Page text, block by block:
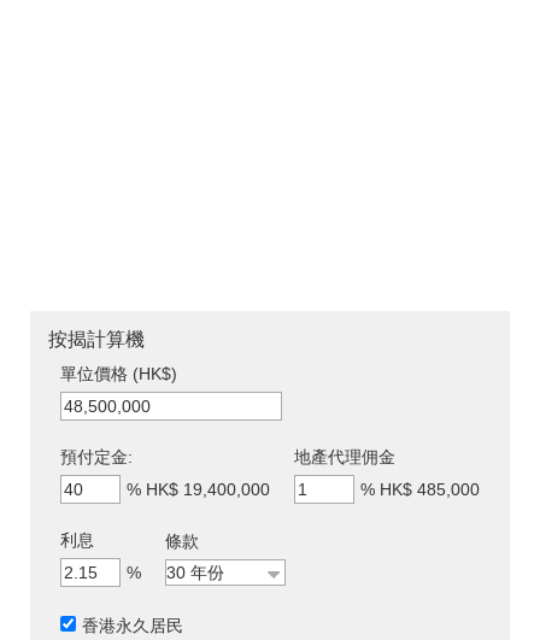
按揭計算機
單位價格 (HK$)
預付定金:
% HK$ 19,400,000
地產代理佣金
% HK$ 485,000
利息
%
條款
香港永久居民